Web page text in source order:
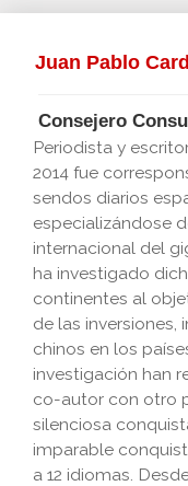
Juan Pablo
Consejero
Periodista y
2014 fue
sendos diarios
especializándose
internacional del
ha investigado
continentes al
de las inversiones,
chinos en los
investigación han
co-autor con otro
silenciosa
imparable
a 12 idiomas.